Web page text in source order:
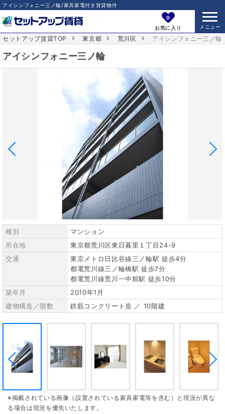
アイシンフォニー三ノ輪/家具家電付き賃貸物件
0
お気に入り
セットアップ賃貸TOP 東京都 荒川区 アイシンフォニー三ノ輪
アイシンフォニー三ノ輪
種別
マンション
所在地
東京都荒川区東日暮里１丁目24-9
交通
東京メトロ日比谷線三ノ輪駅 徒歩4分
都電荒川線三ノ輪橋駅 徒歩7分
都電荒川線荒川一中前駅 徒歩10分
築年月
2010年1月
建物構造／階数
鉄筋コンクリート造 ／ 10階建
※掲載されている画像（設置されている家具家電等を含む）と現況が異な
る場合は現況を優先いたします。